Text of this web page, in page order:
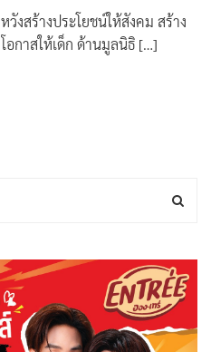
หวังสร้างประโยชน์ให้สังคม สร้าง
โอกาสให้เด็ก ด้านมูลนิธิ […]